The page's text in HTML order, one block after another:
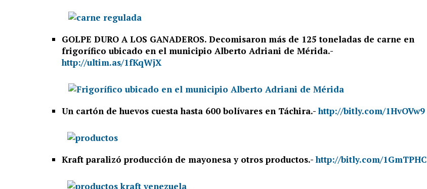
GOLPE DURO A LOS GANADEROS. Decomisaron más de 125 toneladas de carne en
frigorífico ubicado en el municipio Alberto Adriani de Mérida.-
http://ultim.as/1fKqWjX
Un cartón de huevos cuesta hasta 600 bolívares en Táchira.-http://bitly.com/1HvOVw9
Kraft paralizó producción de mayonesa y otros productos.-http://bitly.com/1GmTPHC